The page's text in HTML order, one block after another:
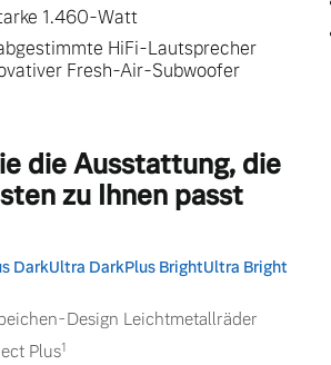
1.460-Watt
HiFi-Lautsprecher
Fresh-Air-Subwoofer
die Ausstattung, die
zu Ihnen passt
DarkUltra DarkPlus BrightUltra Bright
Design Leichtmetallräder
Plus1